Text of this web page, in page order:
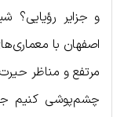
و جزایر رؤیایی؟
اصفهان با
مرتفع و مناظر
چشم‌پوشی کنیم